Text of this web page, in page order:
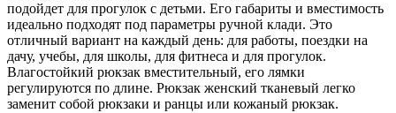
подойдет для прогулок с детьми. Его габариты и вместимость
идеально подходят под параметры ручной клади. Это
отличный вариант на каждый день: для работы, поездки на
дачу, учебы, для школы, для фитнеса и для прогулок.
Влагостойкий рюкзак вместительный, его лямки
регулируются по длине. Рюкзак женский тканевый легко
заменит собой рюкзаки и ранцы или кожаный рюкзак.